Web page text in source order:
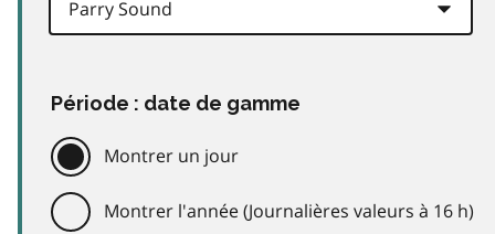
Période : date de gamme
Montrer un jour
Montrer l'année (Journalières valeurs à 16 h)